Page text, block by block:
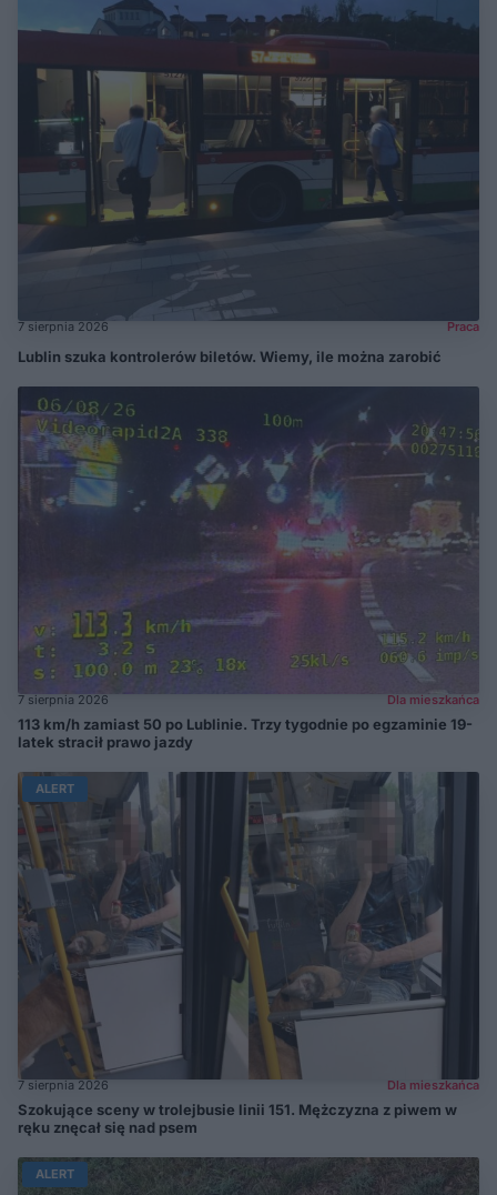
7 sierpnia 2026 Praca
Lublin szuka kontrolerów biletów. Wiemy, ile można zarobić
7 sierpnia 2026 Dla mieszkańca
113 km/h zamiast 50 po Lublinie. Trzy tygodnie po egzaminie 19-
latek stracił prawo jazdy
ALERT
7 sierpnia 2026 Dla mieszkańca
Szokujące sceny w trolejbusie linii 151. Mężczyzna z piwem w
ręku znęcał się nad psem
ALERT